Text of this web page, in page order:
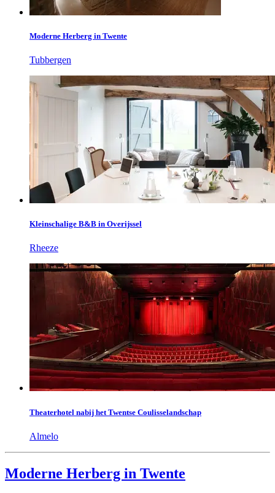
Moderne Herberg in Twente
Tubbergen
Kleinschalige B&B in Overijssel
Rheeze
Theaterhotel nabij het Twentse Coulisselandschap
Almelo
Moderne Herberg in Twente